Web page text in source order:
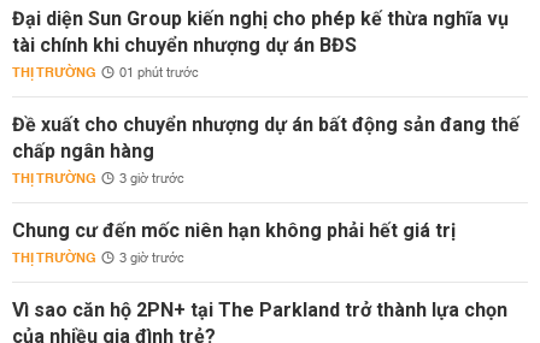
Đại diện Sun Group kiến nghị cho phép kế thừa nghĩa vụ
tài chính khi chuyển nhượng dự án BĐS
THỊ TRƯỜNG 01 phút trước
Đề xuất cho chuyển nhượng dự án bất động sản đang thế
chấp ngân hàng
THỊ TRƯỜNG 3 giờ trước
Chung cư đến mốc niên hạn không phải hết giá trị
THỊ TRƯỜNG 3 giờ trước
Vì sao căn hộ 2PN+ tại The Parkland trở thành lựa chọn
của nhiều gia đình trẻ?